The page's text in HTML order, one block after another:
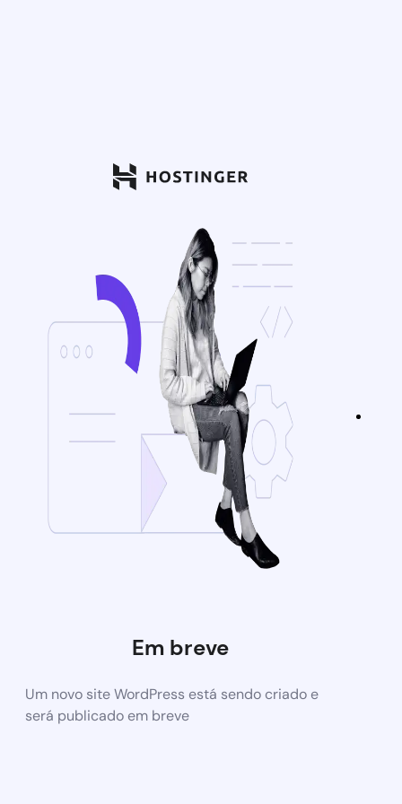
Em breve
Um novo site WordPress está sendo criado e
será publicado em breve